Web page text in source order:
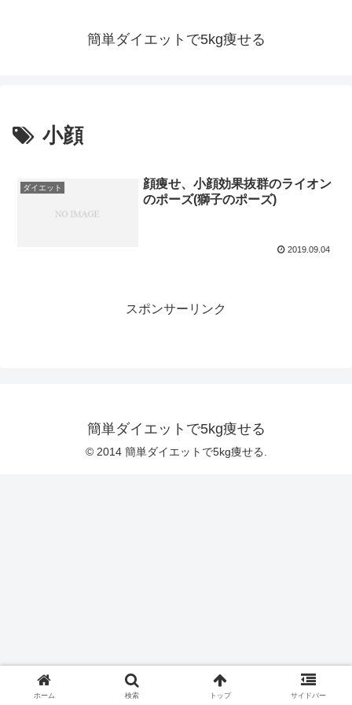
簡単ダイエットで5kg痩せる
小顔
ダイエット
顔痩せ、小顔効果抜群のライオン
のポーズ(獅子のポーズ)
2019.09.04
スポンサーリンク
簡単ダイエットで5kg痩せる
© 2014 簡単ダイエットで5kg痩せる.
ホーム 検索 トップ サイドバー